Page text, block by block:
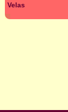
Velas